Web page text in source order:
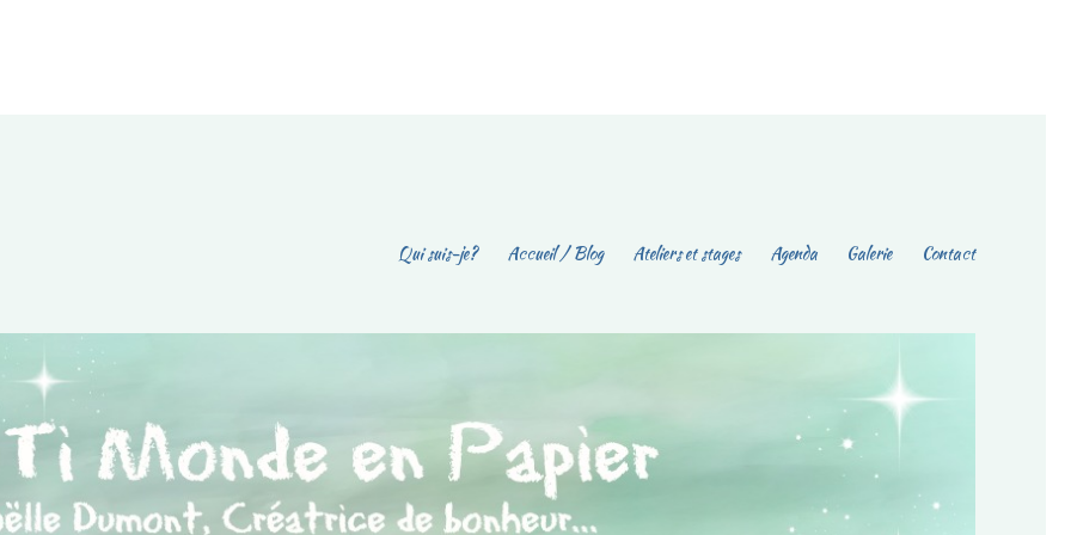
Qui suis-je? Accueil / Blog Ateliers et stages Agenda Galerie Contact